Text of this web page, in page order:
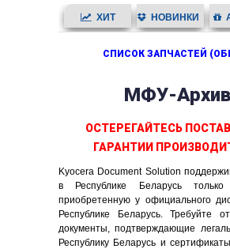
ХИТ НОВИНКИ
СПИСОК ЗАПЧАСТЕЙ
МФУ-Архив
ОСТЕРЕГАЙТЕСЬ
ГАРАНТИИ
Kyocera Document Solution
в Республике Беларусь
приобретенную у официального
Республике Беларусь. Требуйте
документы, подтверждающие
Республику Беларусь и